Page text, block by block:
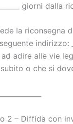
giorni
la riconsegna
indirizzo:
adire alle vie
o che si
2 – Diffida con